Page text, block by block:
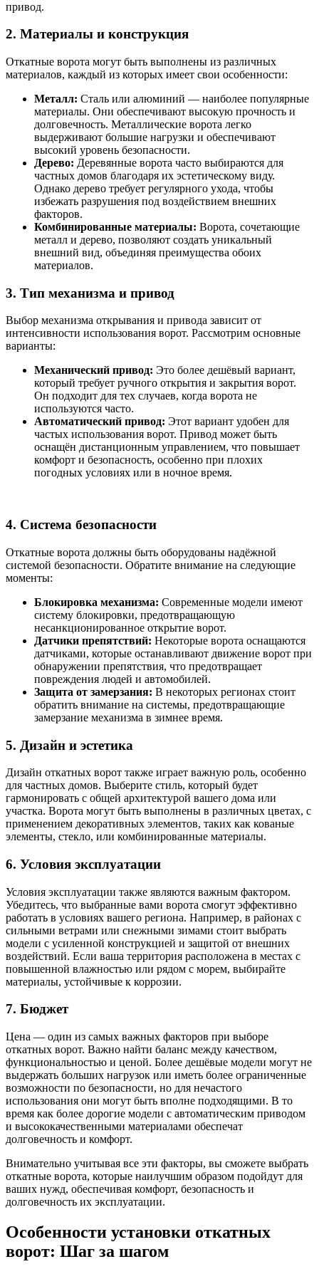
привод.
2. Материалы и конструкция
Откатные ворота могут быть выполнены из различных
материалов, каждый из которых имеет свои особенности:
Металл: Сталь или алюминий — наиболее популярные
материалы. Они обеспечивают высокую прочность и
долговечность. Металлические ворота легко
выдерживают большие нагрузки и обеспечивают
высокий уровень безопасности.
Дерево: Деревянные ворота часто выбираются для
частных домов благодаря их эстетическому виду.
Однако дерево требует регулярного ухода, чтобы
избежать разрушения под воздействием внешних
факторов.
Комбинированные материалы: Ворота, сочетающие
металл и дерево, позволяют создать уникальный
внешний вид, объединяя преимущества обоих
материалов.
3. Тип механизма и привод
Выбор механизма открывания и привода зависит от
интенсивности использования ворот. Рассмотрим основные
варианты:
Механический привод: Это более дешёвый вариант,
который требует ручного открытия и закрытия ворот.
Он подходит для тех случаев, когда ворота не
используются часто.
Автоматический привод: Этот вариант удобен для
частых использования ворот. Привод может быть
оснащён дистанционным управлением, что повышает
комфорт и безопасность, особенно при плохих
погодных условиях или в ночное время.
4. Система безопасности
Откатные ворота должны быть оборудованы надёжной
системой безопасности. Обратите внимание на следующие
моменты:
Блокировка механизма: Современные модели имеют
систему блокировки, предотвращающую
несанкционированное открытие ворот.
Датчики препятствий: Некоторые ворота оснащаются
датчиками, которые останавливают движение ворот при
обнаружении препятствия, что предотвращает
повреждения людей и автомобилей.
Защита от замерзания: В некоторых регионах стоит
обратить внимание на системы, предотвращающие
замерзание механизма в зимнее время.
5. Дизайн и эстетика
Дизайн откатных ворот также играет важную роль, особенно
для частных домов. Выберите стиль, который будет
гармонировать с общей архитектурой вашего дома или
участка. Ворота могут быть выполнены в различных цветах, с
применением декоративных элементов, таких как кованые
элементы, стекло, или комбинированные материалы.
6. Условия эксплуатации
Условия эксплуатации также являются важным фактором.
Убедитесь, что выбранные вами ворота смогут эффективно
работать в условиях вашего региона. Например, в районах с
сильными ветрами или снежными зимами стоит выбрать
модели с усиленной конструкцией и защитой от внешних
воздействий. Если ваша территория расположена в местах с
повышенной влажностью или рядом с морем, выбирайте
материалы, устойчивые к коррозии.
7. Бюджет
Цена — один из самых важных факторов при выборе
откатных ворот. Важно найти баланс между качеством,
функциональностью и ценой. Более дешёвые модели могут не
выдержать больших нагрузок или иметь более ограниченные
возможности по безопасности, но для нечастого
использования они могут быть вполне подходящими. В то
время как более дорогие модели с автоматическим приводом
и высококачественными материалами обеспечат
долговечность и комфорт.
Внимательно учитывая все эти факторы, вы сможете выбрать
откатные ворота, которые наилучшим образом подойдут для
ваших нужд, обеспечивая комфорт, безопасность и
долговечность их эксплуатации.
Особенности установки откатных
ворот: Шаг за шагом